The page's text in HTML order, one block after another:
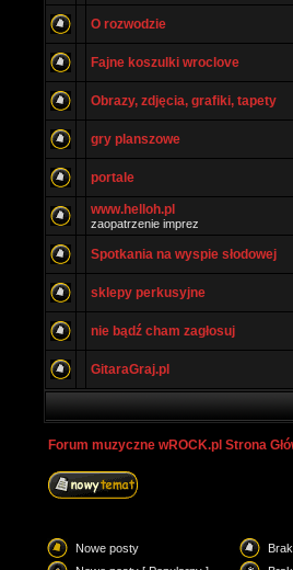
O rozwodzie
Fajne koszulki wroclove
Obrazy, zdjęcia, grafiki, tapety
gry planszowe
portale
www.helloh.pl
zaopatrzenie imprez
Spotkania na wyspie słodowej
sklepy perkusyjne
nie bądź cham zagłosuj
GitaraGraj.pl
Forum muzyczne wROCK.pl Strona
Nowe posty